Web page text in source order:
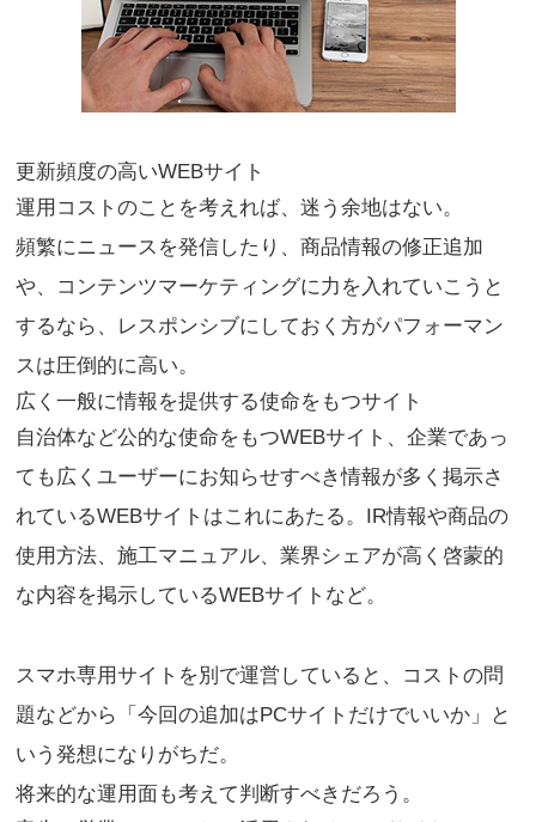
更新頻度の高いWEBサイト
運用コストのことを考えれば、迷う余地はない。
頻繁にニュースを発信したり、商品情報の修正追加
や、コンテンツマーケティングに力を入れていこうと
するなら、レスポンシブにしておく方がパフォーマン
スは圧倒的に高い。
広く一般に情報を提供する使命をもつサイト
自治体など公的な使命をもつWEBサイト、企業であっ
ても広くユーザーにお知らせすべき情報が多く掲示さ
れているWEBサイトはこれにあたる。IR情報や商品の
使用方法、施工マニュアル、業界シェアが高く啓蒙的
な内容を掲示しているWEBサイトなど。
スマホ専用サイトを別で運営していると、コストの問
題などから「今回の追加はPCサイトだけでいいか」と
いう発想になりがちだ。
将来的な運用面も考えて判断すべきだろう。